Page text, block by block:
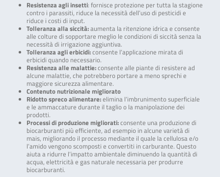
Resistenza agli insetti: fornisce protezione per tutta la stagione
contro i parassiti, riduce la necessità dell’uso di pesticidi e
riduce i costi di input.
Tolleranza alla siccità:aumenta la ritenzione idrica e consente
alle colture di sopportare meglio le condizioni di siccità senza la
necessità di irrigazione aggiuntiva.
Tolleranza agli erbicidi:consente l’applicazione mirata di
erbicidi quando necessario.
Resistenza alle malattie:consente alle piante di resistere ad
alcune malattie, che potrebbero portare a meno sprechi e
maggiore sicurezza alimentare.
Contenuto nutrizionale migliorato
Ridotto spreco alimentare:elimina l’imbrunimento superficiale
e le ammaccature durante il taglio o la manipolazione dei
prodotti.
Processi di produzione migliorati:consente una produzione di
biocarburanti più efficiente, ad esempio in alcune varietà di
mais, migliorando il processo mediante il quale la cellulosa e/o
l’amido vengono scomposti e convertiti in carburante. Questo
aiuta a ridurre l’impatto ambientale diminuendo la quantità di
acqua, elettricità e gas naturale necessaria per produrre
biocarburanti.